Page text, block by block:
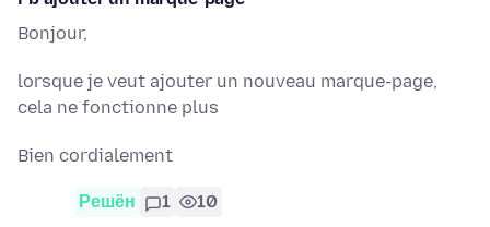
Bonjour,
lorsque je veut ajouter un nouveau marque-page,
cela ne fonctionne plus
Bien cordialement
Решён 1 10